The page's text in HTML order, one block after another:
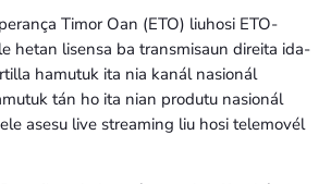
Timor Oan (ETO) liuhosi ETO-
hetan lisensa ba transmisaun direita ida-
hamutuk ita nia kanál nasionál
tán ho ita nian produtu nasionál
asesu live streaming liu hosi telemovél